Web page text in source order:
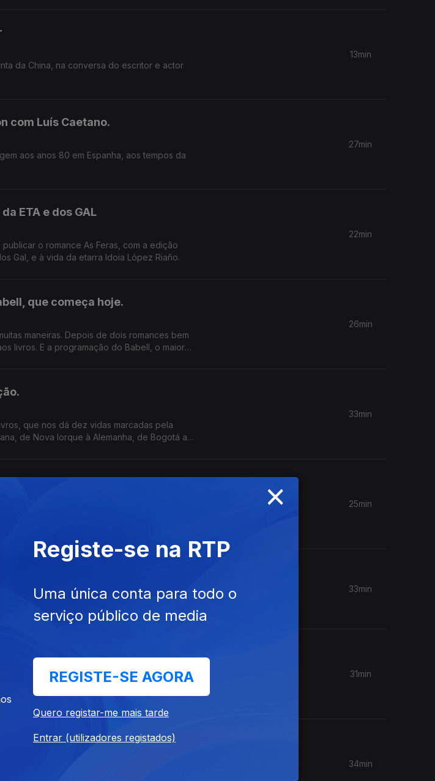
da China, na conversa do escritor e actor
13min
com Luís Caetano.
aos anos 80 em Espanha, aos tempos da
27min
ETA e dos GAL
o romance As Feras, com a edição
Gal, e à vida da etarra Idoia López Riaño.
22min
que começa hoje.
maneiras. Depois de dois romances bem
livros. E a programação do Babell, o maior
26min
que nos dá dez vidas marcadas pela
de Nova Iorque à Alemanha, de Bogotá a
33min
na conversa de Luís Caetano com Diogo
25min
com Lídia Jorge, de João Céu e
33min
da vida, permitindo olhares mais fundos
escritora faz hoje 80 anos.
31min
Assírio & Alvim leva-nos ao momento da
34min
×
Registe-se na RTP
Uma única conta para todo o
serviço público de media
REGISTE-SE AGORA
Quero registar-me mais tarde
Entrar (utilizadores registados)